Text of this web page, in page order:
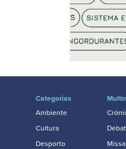
Categorias
Ambiente
Cultura
Desporto
Missa